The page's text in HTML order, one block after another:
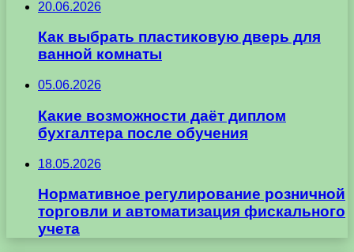
20.06.2026
Как выбрать пластиковую дверь для
ванной комнаты
05.06.2026
Какие возможности даёт диплом
бухгалтера после обучения
18.05.2026
Нормативное регулирование розничной
торговли и автоматизация фискального
учета